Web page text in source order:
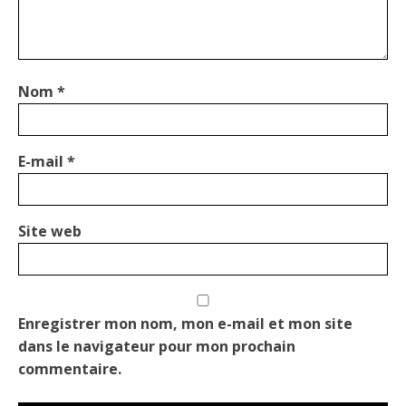
Nom *
E-mail *
Site web
Enregistrer mon nom, mon e-mail et mon site
dans le navigateur pour mon prochain
commentaire.